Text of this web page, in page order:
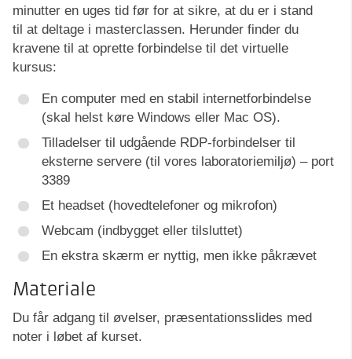
minutter en uges tid før for at sikre, at du er i stand
til at deltage i masterclassen. Herunder finder du
kravene til at oprette forbindelse til det virtuelle
kursus:
En computer med en stabil internetforbindelse
(skal helst køre Windows eller Mac OS).
Tilladelser til udgående RDP-forbindelser til
eksterne servere (til vores laboratoriemiljø) – port
3389
Et headset (hovedtelefoner og mikrofon)
Webcam (indbygget eller tilsluttet)
En ekstra skærm er nyttig, men ikke påkrævet
Materiale
Du får adgang til øvelser, præsentationsslides med
noter i løbet af kurset.